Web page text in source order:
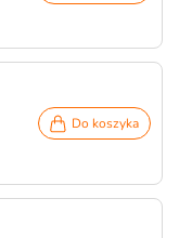
Do koszyka